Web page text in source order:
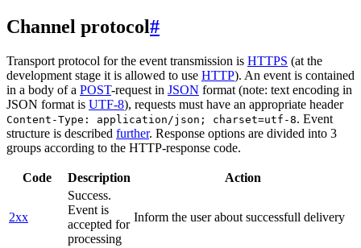
Channel protocol#
Transport protocol for the event transmission is HTTPS (at the
development stage it is allowed to use HTTP). An event is contained
in a body of a POST-request in JSON format (note: text encoding in
JSON format is UTF-8), requests must have an appropriate header
Content-Type: application/json; charset=utf-8. Event
structure is described further. Response options are divided into 3
groups according to the HTTP-response code.
Code Description Action
2xx
Success.
Event is
accepted for
processing
Inform the user about successfull delivery